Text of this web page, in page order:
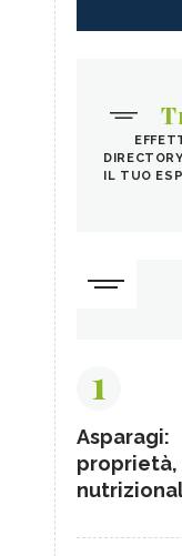
IL TUO
1
Asparagi:
proprietà,